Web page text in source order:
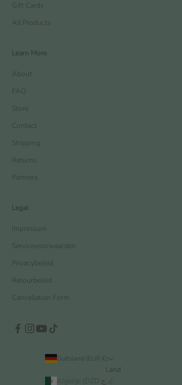
Gift Cards
All Products
Learn More
About
FAQ
Store
Contact
Shipping
Returns
Partners
Legal
Impressum
Servicevoorwaarden
Privacybeleid
Retourbeleid
Cancellation Form
Duitsland (EUR €)
Land